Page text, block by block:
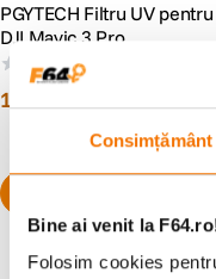
Consimțământ
Bine ai venit la
Folosim cookies
PGYTECH Filtru UV pentru
DJI Mavic 3 Pro
19